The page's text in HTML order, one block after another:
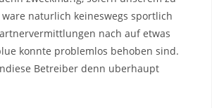
naturlich keineswegs sportlich
nach auf etwas
konnte problemlos behoben sind.
Betreiber denn uberhaupt